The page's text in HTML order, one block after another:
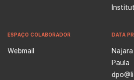
ESPAÇO COLABORADOR
Webmail
DATA
Paula